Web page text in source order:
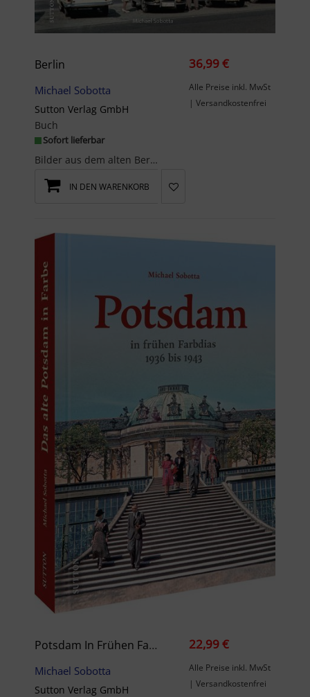
Berlin
Michael Sobotta
Sutton Verlag GmbH
Buch
Sofort lieferbar
Bilder aus dem alten BerlinBegeben Sie sich auf eine nostalgische Reise in die aufregen...
36,99 €
Alle Preise inkl. MwSt
| Versandkostenfrei
IN DEN WARENKORB
Potsdam In Frühen Farbdias
Michael Sobotta
Sutton Verlag GmbH
22,99 €
Alle Preise inkl. MwSt
| Versandkostenfrei